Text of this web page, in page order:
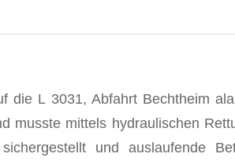
die L 3031, Abfahrt Bechtheim
musste mittels hydraulischen
und auslaufende